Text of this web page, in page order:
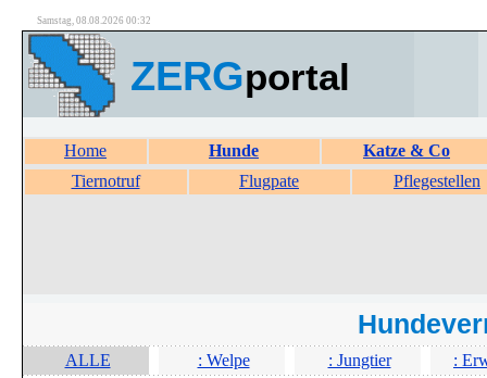
Samstag, 08.08.2026 00:32
ZERGportal
Home Hunde
Katze & Co
Tiernotruf
Flugpate Pflegestellen
ALLE : Welpe : Jungtier :